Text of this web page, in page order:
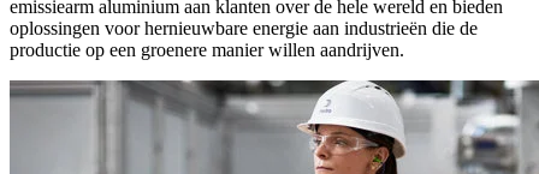
emissiearm aluminium aan klanten over de hele wereld en bieden
oplossingen voor hernieuwbare energie aan industrieën die de
productie op een groenere manier willen aandrijven.